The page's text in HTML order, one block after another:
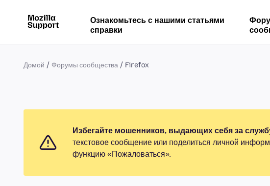
Ознакомьтесь с нашими статьями
справки
Домой Форумы сообщества Firefox
Избегайте мошенников, выдающих себя за
текстовое сообщение или поделиться личной
функцию «Пожаловаться».